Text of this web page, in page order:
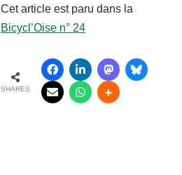
Cet article est paru dans la
Bicycl’Oise n° 24
SHARES